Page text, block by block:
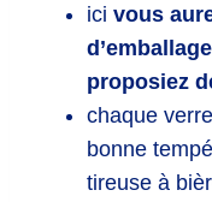
ici vous
proposiez
chaque
bonne
tireuse à